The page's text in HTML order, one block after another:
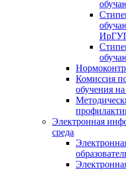
Комиссия
обучения
Электронная
среда